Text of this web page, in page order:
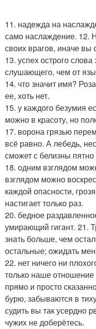
11. надежда на
само наслаждение. 12.
своих врагов, иначе вы
13. успех острого
слушающего, чем от
14. что значит имя?
ее, хоть нет.
15. у каждого безумия
можно в красоту, но
17. ворона грязью
всё равно. А лебедь,
сможет с белизны
18. одним взглядом
взглядом можно
каждой опасности,
настигает только раз.
20. бедное
умирающий гигант. 21.
знать больше, чем
остальные; ожидать
22. нет ничего ни
только наше
прямо и просто
бурю, забываются в
судить вы так усердно
чужих не доберётесь.